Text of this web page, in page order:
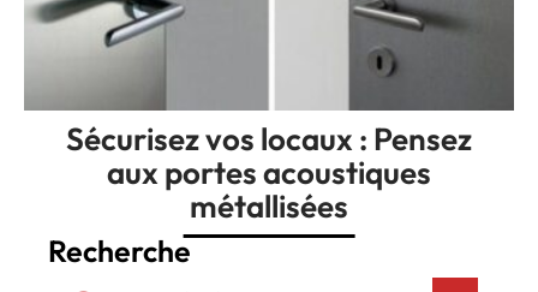
Sécurisez vos locaux : Pensez
aux portes acoustiques
métallisées
Recherche